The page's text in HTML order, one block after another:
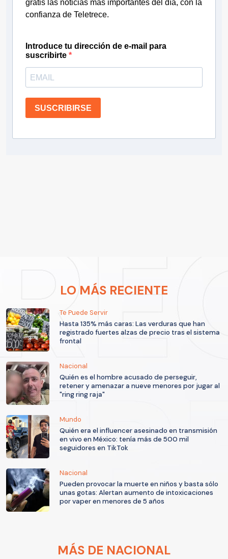
gratis las noticias más importantes del día, con la
confianza de Teletrece.
Introduce tu dirección de e-mail para
suscribirte
SUSCRIBIRSE
LO MÁS RECIENTE
Te Puede Servir
Hasta 135% más caras: Las verduras que han
registrado fuertes alzas de precio tras el sistema
frontal
Nacional
Quién es el hombre acusado de perseguir,
retener y amenazar a nueve menores por jugar al
"ring ring raja"
Mundo
Quién era el influencer asesinado en transmisión
en vivo en México: tenía más de 500 mil
seguidores en TikTok
Nacional
Pueden provocar la muerte en niños y basta sólo
unas gotas: Alertan aumento de intoxicaciones
por vaper en menores de 5 años
MÁS DE NACIONAL